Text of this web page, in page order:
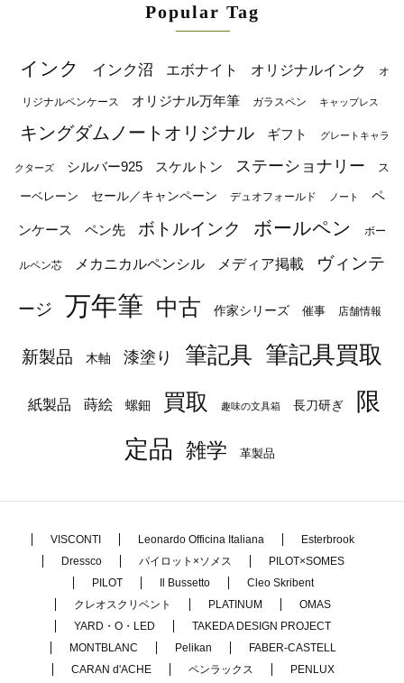
Popular Tag
インク インク沼 エボナイト オリジナルインク オ
リジナルペンケース オリジナル万年筆 ガラスペン キャップレス
キングダムノートオリジナル ギフト グレートキャラ
クターズ シルバー925 スケルトン ステーショナリー ス
ーベレーン セール／キャンペーン デュオフォールド ノート ペ
ンケース ペン先 ボトルインク ボールペン ボー
ルペン芯 メカニカルペンシル メディア掲載 ヴィンテ
ージ 万年筆 中古 作家シリーズ 催事 店舗情報
新製品 木軸 漆塗り 筆記具 筆記具買取
紙製品 蒔絵 螺鈿 買取 趣味の文具箱 長刀研ぎ
限
定品
雑学 革製品
VISCONTI Leonardo Officina Italiana
Esterbrook
Dressco
パイロット×ソメス
PILOT×SOMES
PILOT
Il Bussetto
Cleo Skribent
クレオスクリベント
PLATINUM
OMAS
YARD・O・LED
TAKEDA DESIGN PROJECT
MONTBLANC
Pelikan
FABER-CASTELL
CARAN d'ACHE
ペンラックス
PENLUX